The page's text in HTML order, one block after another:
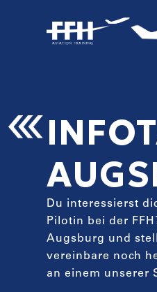
Du interessierst
Pilotin bei der
Augsburg und
vereinbare noch
an einem unserer